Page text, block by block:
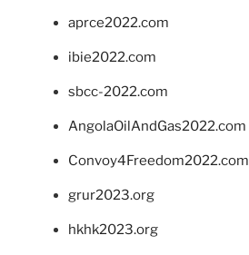
aprce2022.com
ibie2022.com
sbcc-2022.com
AngolaOilAndGas2022.com
Convoy4Freedom2022.com
grur2023.org
hkhk2023.org